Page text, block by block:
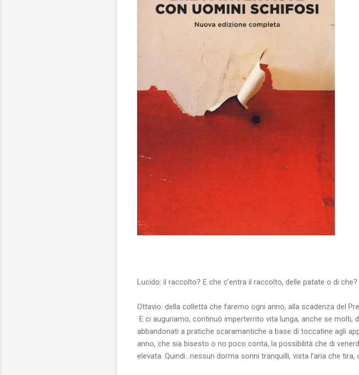
Lucido: il raccolto? E che c’entra il raccolto, delle patate o di che?
Ottavio: della colletta che faremo ogni anno, alla scadenza del
E ci auguriamo, continuò imperterrito vita lunga, anche se
abbandonati a pratiche scaramantiche a base di toccatine agli
anno, che sia bisesto o no poco conta, la possibilità che di
elevata. Quindi…nessun dorma sonni tranquilli, vista l’aria che